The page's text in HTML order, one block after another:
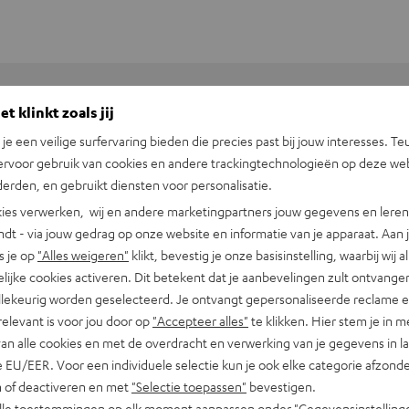
+31 (0)20 8083195
in je woonkamer. Met een glanzend front,
klinkt zoals jij
je een veilige surfervaring bieden die precies past bij jouw interesses.
gebruik van cookies en andere trackingtechnologieën op deze
en gebruikt diensten voor personalisatie.
verwerken, wij en andere marketingpartners jouw gegevens en
- via jouw gedrag op onze website en informatie van je apparaat. Aan
je op "Alles weigeren" klikt, bevestig je onze basisinstelling, waarbij wij
cookies activeren. Dit betekent dat je aanbevelingen zult
worden geselecteerd. Je ontvangt gepersonaliseerde reclame
is voor jou door op "Accepteer alles" te klikken. Hier stem je in
alle cookies en met de overdracht en verwerking van je gegevens in
EU/EER. Voor een individuele selectie kun je ook elke categorie
of deactiveren en met "Selectie toepassen" bevestigen.